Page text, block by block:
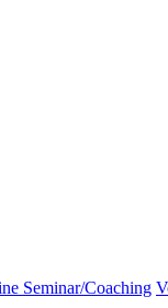
Seminar/Coaching